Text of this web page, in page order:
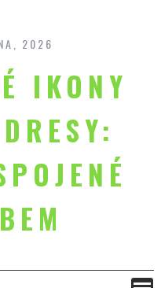
2026
IKONY